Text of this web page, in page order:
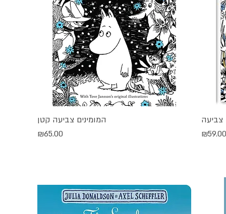
צביעה
מחיר
₪59.00
תצוגה מהירההמומינים צביעה קטן
מחיר
₪65.00